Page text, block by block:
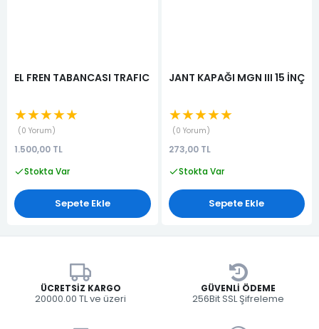
EL FREN TABANCASI TRAFIC
★★★★★
0 Yorum
1.500,00 TL
Stokta Var
Sepete Ekle
JANT KAPAĞI MGN III 15 İNÇ
★★★★★
0 Yorum
273,00 TL
Stokta Var
Sepete Ekle
ÜCRETSIZ KARGO
20000.00 TL ve üzeri
GÜVENLI ÖDEME
256Bit SSL Şifreleme